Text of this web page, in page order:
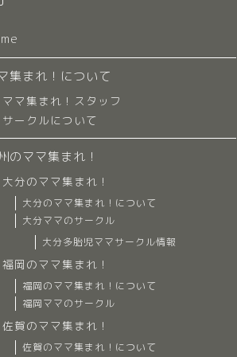
集まれ！について
ママ集まれ！スタッフ
サークルについて
のママ集まれ！
大分のママ集まれ！
大分のママ集まれ！について
大分ママのサークル
大分多胎児ママサークル情報
福岡のママ集まれ！
福岡のママ集まれ！について
福岡ママのサークル
佐賀のママ集まれ！
佐賀のママ集まれ！について